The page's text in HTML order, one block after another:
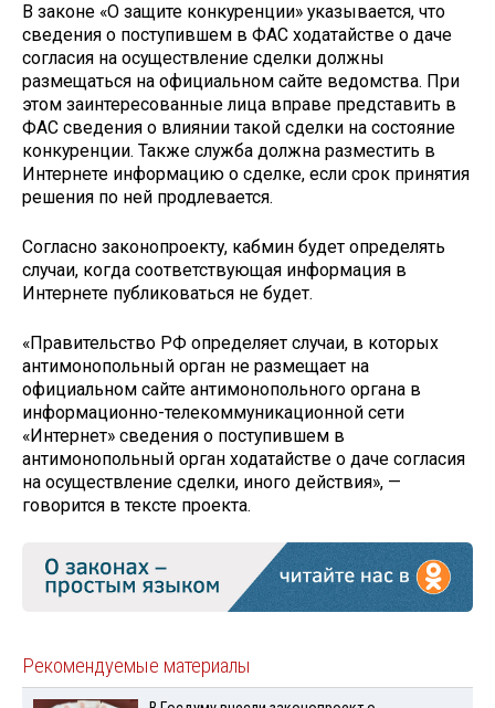
В законе «О защите конкуренции» указывается, что
сведения о поступившем в ФАС ходатайстве о даче
согласия на осуществление сделки должны
размещаться на официальном сайте ведомства. При
этом заинтересованные лица вправе представить в
ФАС сведения о влиянии такой сделки на состояние
конкуренции. Также служба должна разместить в
Интернете информацию о сделке, если срок принятия
решения по ней продлевается.
Согласно законопроекту, кабмин будет определять
случаи, когда соответствующая информация в
Интернете публиковаться не будет.
«Правительство РФ определяет случаи, в которых
антимонопольный орган не размещает на
официальном сайте антимонопольного органа в
информационно-телекоммуникационной сети
«Интернет» сведения о поступившем в
антимонопольный орган ходатайстве о даче согласия
на осуществление сделки, иного действия», —
говорится в тексте проекта.
Рекомендуемые материалы